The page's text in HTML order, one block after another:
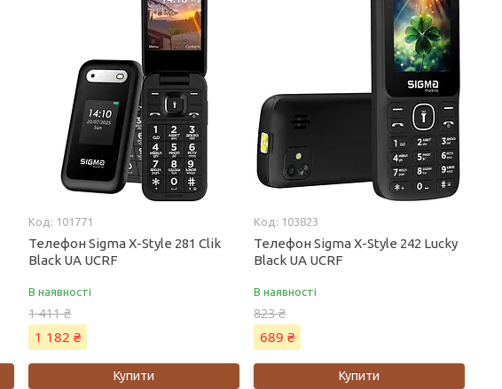
101771
Телефон Sigma X-Style 281 Clik
Black UA UCRF
В наявності
1 411 ₴
1 182 ₴
Купити
103823
Телефон Sigma X-Style 242 Lucky
Black UA UCRF
В наявності
823 ₴
689 ₴
Купити